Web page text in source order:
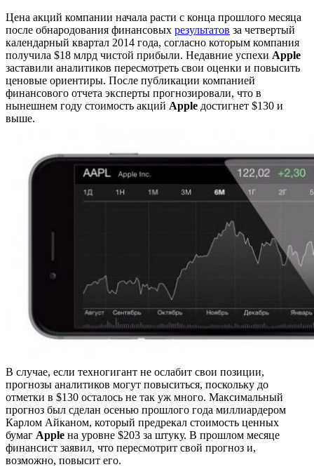
Цена акций компании начала расти с конца прошлого месяца
после обнародования финансовых результатов за четвертый
календарный квартал 2014 года, согласно которым компания
получила $18 млрд чистой прибыли. Недавние успехи Apple
заставили аналитиков пересмотреть свои оценки и повысить
ценовые ориентиры. После публикации компанией
финансового отчета эксперты прогнозировали, что в
нынешнем году стоимость акций Apple достигнет $130 и
выше.
В случае, если техногигант не ослабит свои позиции,
прогнозы аналитиков могут повыситься, поскольку до
отметки в $130 осталось не так уж много. Максимальный
прогноз был сделан осенью прошлого года миллиардером
Карлом Айканом, который предрекал стоимость ценных
бумаг Apple на уровне $203 за штуку. В прошлом месяце
финансист заявил, что пересмотрит свой прогноз и,
возможно, повысит его.